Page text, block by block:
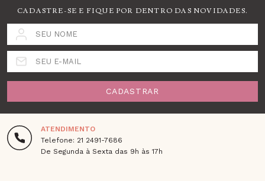
CADASTRE-SE E FIQUE POR DENTRO DAS NOVIDADES.
SEU NOME
SEU E-MAIL
CADASTRAR
ATENDIMENTO
Telefone: 21 2491-7686
De Segunda à Sexta das 9h às 17h